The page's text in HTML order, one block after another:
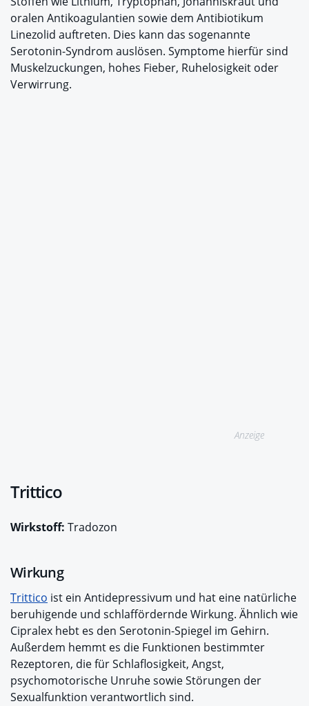
oralen Antikoagulantien sowie dem Antibiotikum
Linezolid auftreten. Dies kann das sogenannte
Serotonin-Syndrom auslösen. Symptome hierfür sind
Muskelzuckungen, hohes Fieber, Ruhelosigkeit oder
Verwirrung.
Anzeige
Trittico
Wirkstoff: Tradozon
Wirkung
Trittico ist ein Antidepressivum und hat eine natürliche
beruhigende und schlaffördernde Wirkung. Ähnlich wie
Cipralex hebt es den Serotonin-Spiegel im Gehirn.
Außerdem hemmt es die Funktionen bestimmter
Rezeptoren, die für Schlaflosigkeit, Angst,
psychomotorische Unruhe sowie Störungen der
Sexualfunktion verantwortlich sind.